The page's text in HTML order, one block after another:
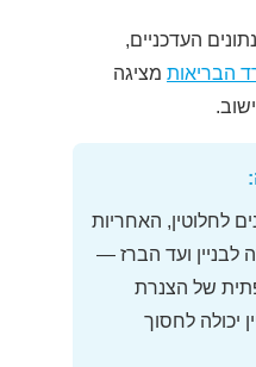
העדכניים,
הבריאות מציגה
לחלוטין, האחריות
לבניין ועד הברז —
של הצנרת
יכולה לחסוך